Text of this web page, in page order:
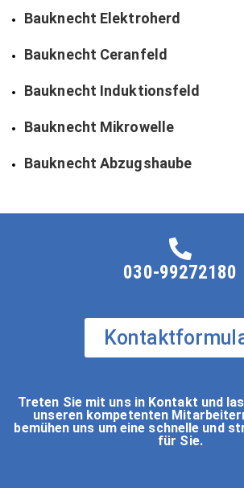
Bauknecht Elektroherd
Bauknecht Ceranfeld
Bauknecht Induktionsfeld
Bauknecht Mikrowelle
Bauknecht Abzugshaube
030-99272180
Treten Sie mit uns in Kontakt und
unseren kompetenten
bemühen uns um eine schnelle und
für Sie.